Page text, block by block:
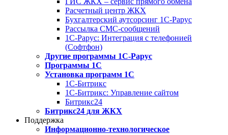
Расчетный центр ЖКХ
Бухгалтерский аутсорсинг 1С-Рарус
Рассылка СМС-сообщений
1С-Рарус: Интеграция с телефонией
(Софтфон)
Другие программы 1С-Рарус
Программы 1С
Установка программ 1С
1С-Битрикс
1С-Битрикс: Управление сайтом
Битрикс24
Битрикс24 для ЖКХ
Поддержка
Информационно-технологическое